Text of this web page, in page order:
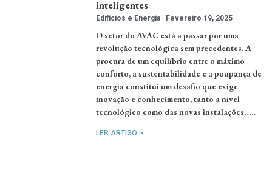
inteligentes
Edifícios e Energia Fevereiro 19, 2025
O setor do AVAC está a passar por uma
revolução tecnológica sem precedentes. A
procura de um equilíbrio entre o máximo
conforto, a sustentabilidade e a poupança de
energia constitui um desafio que exige
inovação e conhecimento, tanto a nível
tecnológico como das novas instalações.. …
LER ARTIGO >